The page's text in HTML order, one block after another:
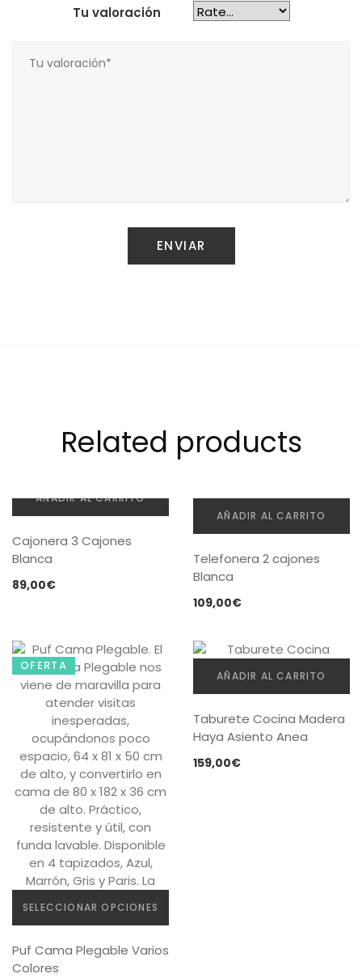
Tu valoración
Related products
AÑADIR AL CARRITO
Cajonera 3 Cajones
Blanca
89,00€
AÑADIR AL CARRITO
Telefonera 2 cajones
Blanca
109,00€
OFERTA
SELECCIONAR OPCIONES
producto
Puf Cama Plegable Varios
Colores
AÑADIR AL CARRITO
Taburete Cocina Madera
Haya Asiento Anea
159,00€